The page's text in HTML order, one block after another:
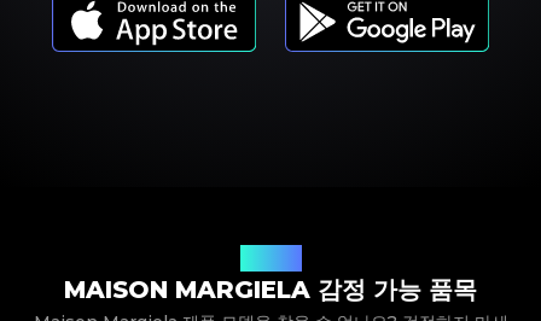
MAISON MARGIELA 감정 가능 품목